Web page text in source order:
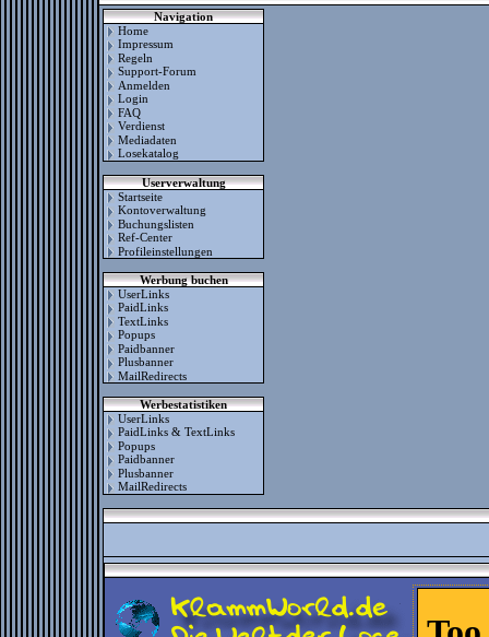
Navigation
Home
Impressum
Regeln
Support-Forum
Anmelden
Login
FAQ
Verdienst
Mediadaten
Losekatalog
Userverwaltung
Startseite
Kontoverwaltung
Buchungslisten
Ref-Center
Profileinstellungen
Werbung buchen
UserLinks
PaidLinks
TextLinks
Popups
Paidbanner
Plusbanner
MailRedirects
Werbestatistiken
UserLinks
PaidLinks & TextLinks
Popups
Paidbanner
Plusbanner
MailRedirects